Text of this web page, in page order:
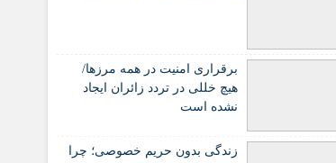
برقراری امنیت در همه مرزها/
هیچ‌ خللی در تردد زائران ایجاد
نشده است
زندگی بدون حریم خصوصی؛ چرا